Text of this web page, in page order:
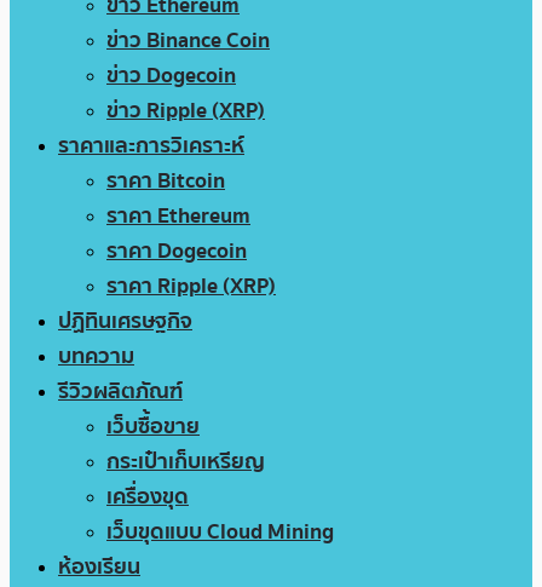
ข่าว Binance Coin
ข่าว Dogecoin
ข่าว Ripple (XRP)
ราคาและการวิเคราะห์
ราคา Bitcoin
ราคา Ethereum
ราคา Dogecoin
ราคา Ripple (XRP)
ปฏิทินเศรษฐกิจ
บทความ
รีวิวผลิตภัณฑ์
เว็บซื้อขาย
กระเป๋าเก็บเหรียญ
เครื่องขุด
เว็บขุดแบบ Cloud Mining
ห้องเรียน